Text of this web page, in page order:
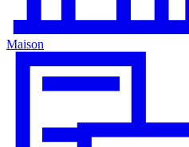
Maison